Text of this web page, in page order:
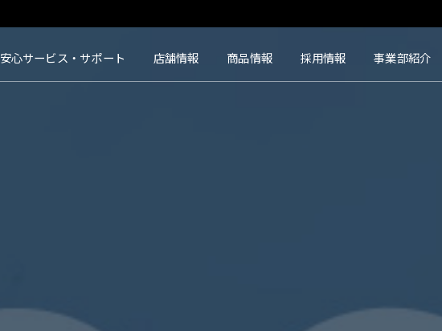
安心サービス・サポート 店舗情報 商品情報 採用情報 事業部紹介